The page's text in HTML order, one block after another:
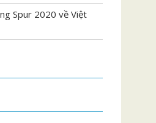
Spur 2020 về Việt